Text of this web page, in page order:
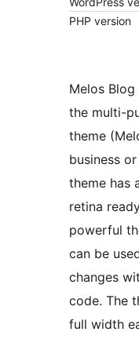
PHP version
Melos
the multi-
theme
business
theme has
retina
powerful
can be
changes
code. The
full width